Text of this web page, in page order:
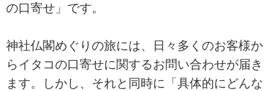
の口寄せ」です。
神社仏閣めぐりの旅には、日々多くのお客様か
らイタコの口寄せに関するお問い合わせが届き
ます。しかし、それと同時に「具体的にどんな